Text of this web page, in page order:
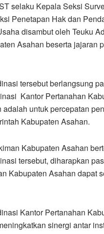
selaku Kepala Seksi
Penetapan Hak dan
disambut oleh Teuku
Asahan beserta jajaran
tersebut berlangsung
Kantor Pertanahan
untuk percepatan
Kabupaten Asahan.
Kabupaten Asahan
tersebut, diharapkan
Kabupaten Asahan dapat
Kantor Pertanahan
sinergi antar